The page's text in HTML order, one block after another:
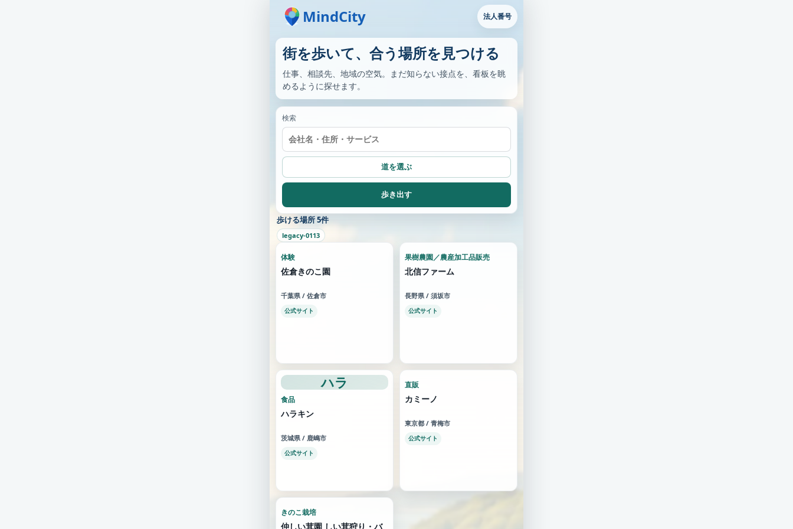
MindCity 法人番号
街を歩いて、合う場所を見つける
仕事、相談先、地域の空気。まだ知らない接点を、看板を眺
めるように探せます。
検索
道を選ぶ
歩き出す
歩ける場所 5件
legacy-0113
体験
佐倉きのこ園
千葉県 / 佐倉市
公式サイト
果樹農園／農産加工品販売
北信ファーム
長野県 / 須坂市
公式サイト
ハラ
食品
ハラキン
茨城県 / 鹿嶋市
公式サイト
直販
カミーノ
東京都 / 青梅市
公式サイト
きのこ栽培
仲しい茸園 しい茸狩り・バ